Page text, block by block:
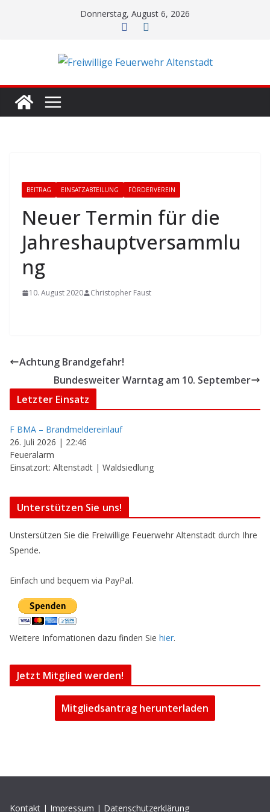
Donnerstag, August 6, 2026
BEITRAG EINSATZABTEILUNG FÖRDERVEREIN
Neuer Termin für die
Jahreshauptversammlu
ng
10. August 2020 Christopher Faust
Achtung Brandgefahr!
Bundesweiter Warntag am 10. September
Letzter Einsatz
F BMA – Brandmeldereinlauf
26. Juli 2026 | 22:46
Feueralarm
Einsatzort: Altenstadt | Waldsiedlung
Unterstützen Sie uns!
Unstersützen Sie die Freiwillige Feuerwehr Altenstadt durch Ihre
Spende.
Einfach und bequem via PayPal.
Weitere Infomationen dazu finden Sie hier.
Jetzt Mitglied werden!
Mitgliedsantrag herunterladen
Kontakt | Impressum | Datenschutzerklärung